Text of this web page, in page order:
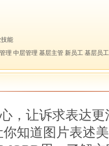
能
理 中层管理 基层主管 新员工 基层员
，让诉求表达更
知道图片表述